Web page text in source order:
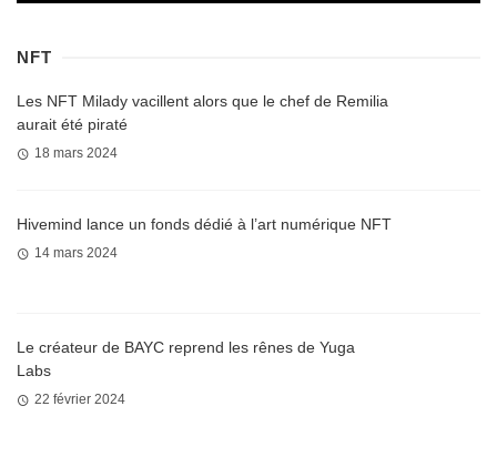
NFT
Les NFT Milady vacillent alors que le chef de Remilia
aurait été piraté
18 mars 2024
Hivemind lance un fonds dédié à l’art numérique NFT
14 mars 2024
Le créateur de BAYC reprend les rênes de Yuga
Labs
22 février 2024